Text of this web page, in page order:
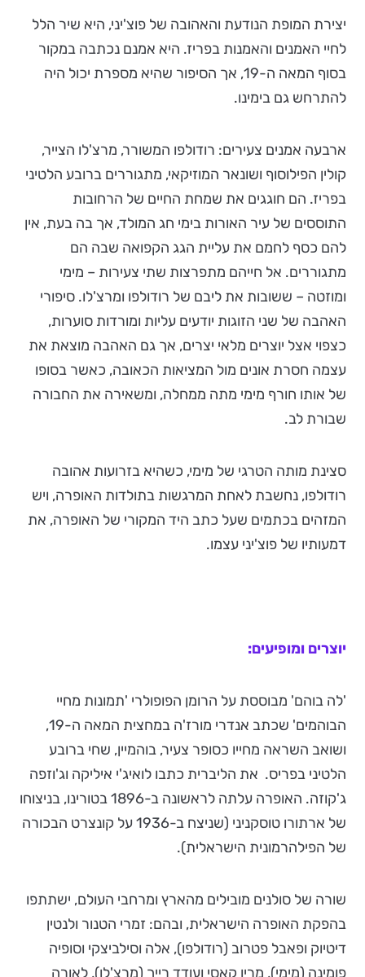
יצירת המופת הנודעת והאהובה של פוצ'יני, היא שיר הלל
לחיי האמנים והאמנות בפריז. היא אמנם נכתבה במקור
בסוף המאה ה-19, אך הסיפור שהיא מספרת יכול היה
להתרחש גם בימינו.
ארבעה אמנים צעירים: רודולפו המשורר, מרצ'לו הצייר,
קולין הפילוסוף ושונאר המוזיקאי, מתגוררים ברובע הלטיני
בפריז. הם חוגגים את שמחת החיים של הרחובות
התוססים של עיר האורות בימי חג המולד, אך בה בעת, אין
להם כסף לחמם את עליית הגג הקפואה שבה הם
מתגוררים. אל חייהם מתפרצות שתי צעירות – מימי
ומוזטה – ששובות את ליבם של רודולפו ומרצ'לו. סיפורי
האהבה של שני הזוגות יודעים עליות ומורדות סוערות,
כצפוי אצל יוצרים מלאי יצרים, אך גם האהבה מוצאת את
עצמה חסרת אונים מול המציאות הכאובה, כאשר בסופו
של אותו חורף מימי מתה ממחלה, ומשאירה את החבורה
שבורת לב.
סצינת מותה הטרגי של מימי, כשהיא בזרועות אהובה
רודולפו, נחשבת לאחת המרגשות בתולדות האופרה, ויש
המזהים בכתמים שעל כתב היד המקורי של האופרה, את
דמעותיו של פוצ'יני עצמו.
יוצרים ומופיעים:
'לה בוהם' מבוססת על הרומן הפופולרי 'תמונות מחיי
הבוהמים' שכתב אנדרי מורז'ה במחצית המאה ה-19,
ושואב השראה מחייו כסופר צעיר, בוהמיין, שחי ברובע
הלטיני בפריס. את הליברית כתבו לואיג'י איליקה וג'וזפה
ג'קוזה. האופרה עלתה לראשונה ב-1896 בטורינו, בניצוחו
של ארתורו טוסקניני (שניצח ב-1936 על קונצרט הבכורה
של הפילהרמונית הישראלית).
שורה של סולנים מובילים מהארץ ומרחבי העולם, ישתתפו
בהפקת האופרה הישראלית, ובהם: זמרי הטנור ולנטין
דיטיוק ופאבל פטרוב (רודולפו), אלה וסילביצקי וסופיה
פומינה (מימי), מריו קאסי ועודד רייך (מרצ'לו), לאורה